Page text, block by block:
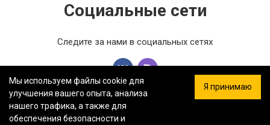
Социальные сети
Следите за нами в социальных сетях
Мы используем файлы cookie для
улучшения вашего опыта, анализа
нашего трафика, а также для
обеспечения безопасности и
Я принимаю